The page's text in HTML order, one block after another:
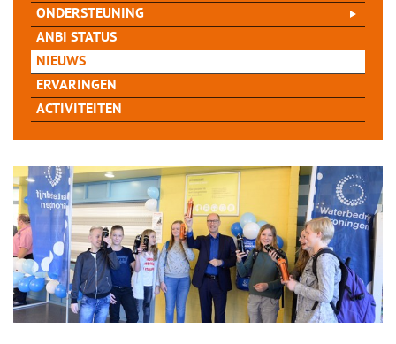
ONDERSTEUNING
ANBI STATUS
NIEUWS
ERVARINGEN
ACTIVITEITEN